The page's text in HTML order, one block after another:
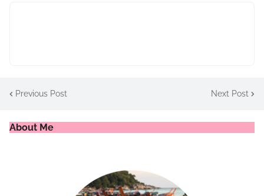
Previous Post Next Post
About Me